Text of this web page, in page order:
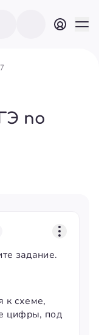
по
задание.
к схеме,
цифры, под